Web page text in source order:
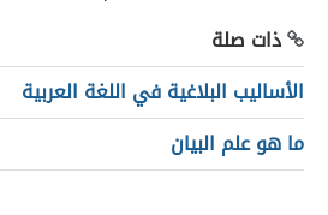
ذات صلة
الأساليب البلاغية في اللغة العربية
ما هو علم البيان